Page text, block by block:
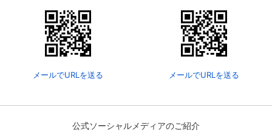
会員設定 会員情報
決済方法の変更が可能です。
メールでURLを送る メールでURLを送る
公式ソーシャルメディアのご紹介